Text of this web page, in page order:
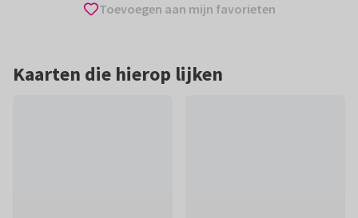
Toevoegen aan mijn favorieten
Kaarten die hierop lijken